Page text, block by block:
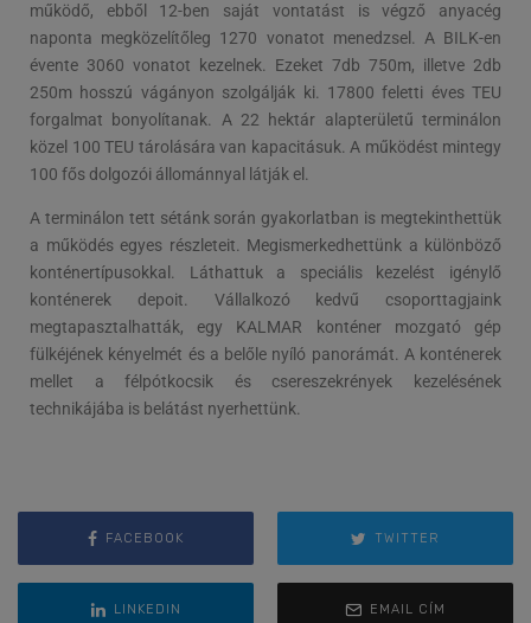
működő, ebből 12-ben saját vontatást is végző anyacég
naponta megközelítőleg 1270 vonatot menedzsel. A BILK-en
évente 3060 vonatot kezelnek. Ezeket 7db 750m, illetve 2db
250m hosszú vágányon szolgálják ki. 17800 feletti éves TEU
forgalmat bonyolítanak. A 22 hektár alapterületű terminálon
közel 100 TEU tárolására van kapacitásuk. A működést mintegy
100 fős dolgozói állománnyal látják el.
A terminálon tett sétánk során gyakorlatban is megtekinthettük
a működés egyes részleteit. Megismerkedhettünk a különböző
konténertípusokkal. Láthattuk a speciális kezelést igénylő
konténerek depoit. Vállalkozó kedvű csoporttagjaink
megtapasztalhatták, egy KALMAR konténer mozgató gép
fülkéjének kényelmét és a belőle nyíló panorámát. A konténerek
mellet a félpótkocsik és csereszekrények kezelésének
technikájába is belátást nyerhettünk.
FACEBOOK TWITTER
LINKEDIN EMAIL CÍM